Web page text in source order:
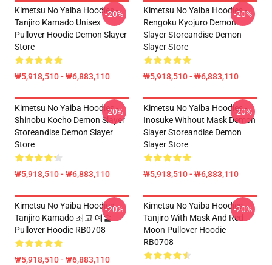
Kimetsu No Yaiba Hoodies -
Tanjiro Kamado Unisex
Pullover Hoodie Demon Slayer
Store
₩5,918,510 - ₩6,883,110
-20%
Kimetsu No Yaiba Hoodies -
Rengoku Kyojuro Demon
Slayer Storeandise Demon
Slayer Store
₩5,918,510 - ₩6,883,110
-20%
Kimetsu No Yaiba Hoodies -
Shinobu Kocho Demon Slayer
Storeandise Demon Slayer
Store
₩5,918,510 - ₩6,883,110
-20%
Kimetsu No Yaiba Hoodies -
Inosuke Without Mask Demon
Slayer Storeandise Demon
Slayer Store
₩5,918,510 - ₩6,883,110
-20%
Kimetsu No Yaiba Hoodies -
Tanjiro Kamado 최고 예술
Pullover Hoodie RB0708
₩5,918,510 - ₩6,883,110
-20%
Kimetsu No Yaiba Hoodies -
Tanjiro With Mask And Red
Moon Pullover Hoodie
RB0708
-20%